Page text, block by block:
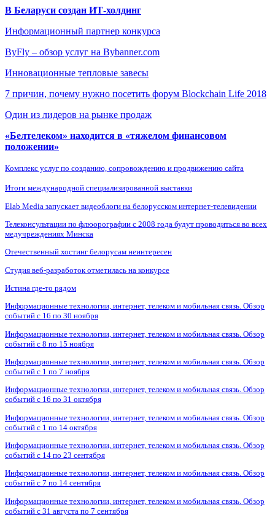
В Беларуси создан ИТ-холдинг
Информационный партнер конкурса
ByFly – обзор услуг на Bybanner.com
Инновационные тепловые завесы
7 причин, почему нужно посетить форум Blockchain Life 2018
Один из лидеров на рынке продаж
«Белтелеком» находится в «тяжелом финансовом
положении»
Комплекс услуг по созданию, сопровождению и продвижению сайта
Итоги международной специализированной выставки
Elab Media запускает видеоблоги на белорусском интернет-телевидении
Телеконсультации по флюорографии с 2008 года будут проводиться во всех
медучреждениях Минска
Отечественный хостинг белорусам неинтересен
Студия веб-разработок отметилась на конкурсе
Истина где-то рядом
Информационные технологии, интернет, телеком и мобильная связь. Обзор
событий с 16 по 30 ноября
Информационные технологии, интернет, телеком и мобильная связь. Обзор
событий с 8 по 15 ноября
Информационные технологии, интернет, телеком и мобильная связь. Обзор
событий с 1 по 7 ноября
Информационные технологии, интернет, телеком и мобильная связь. Обзор
событий с 16 по 31 октября
Информационные технологии, интернет, телеком и мобильная связь. Обзор
событий с 1 по 14 октября
Информационные технологии, интернет, телеком и мобильная связь. Обзор
событий с 14 по 23 сентября
Информационные технологии, интернет, телеком и мобильная связь. Обзор
событий с 7 по 14 сентября
Информационные технологии, интернет, телеком и мобильная связь. Обзор
событий с 31 августа по 7 сентября